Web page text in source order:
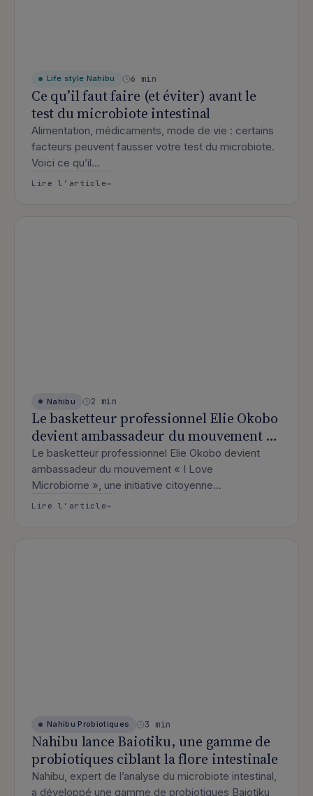
Life style Nahibu 6 min
Ce qu’il faut faire (et éviter) avant le
test du microbiote intestinal
Alimentation, médicaments, mode de vie : certains
facteurs peuvent fausser votre test du microbiote.
Voici ce qu’il…
Lire l’article: Ce qu’il faut faire (et éviter)
Nahibu 2 min
Le basketteur professionnel Elie Okobo
devient ambassadeur du mouvement « I
Love Microbiome »
Le basketteur professionnel Elie Okobo devient
ambassadeur du mouvement « I Love
Microbiome », une initiative citoyenne…
Lire l’article: Le basketteur professionnel Elie
Nahibu Probiotiques 3 min
Nahibu lance Baiotiku, une gamme de
probiotiques ciblant la flore intestinale
Nahibu, expert de l’analyse du microbiote intestinal,
a développé une gamme de probiotiques Baiotiku